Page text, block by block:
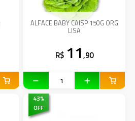
ALFACE BABY CAISP 150G ORG
LISA
R$ 11,90
43%
OFF